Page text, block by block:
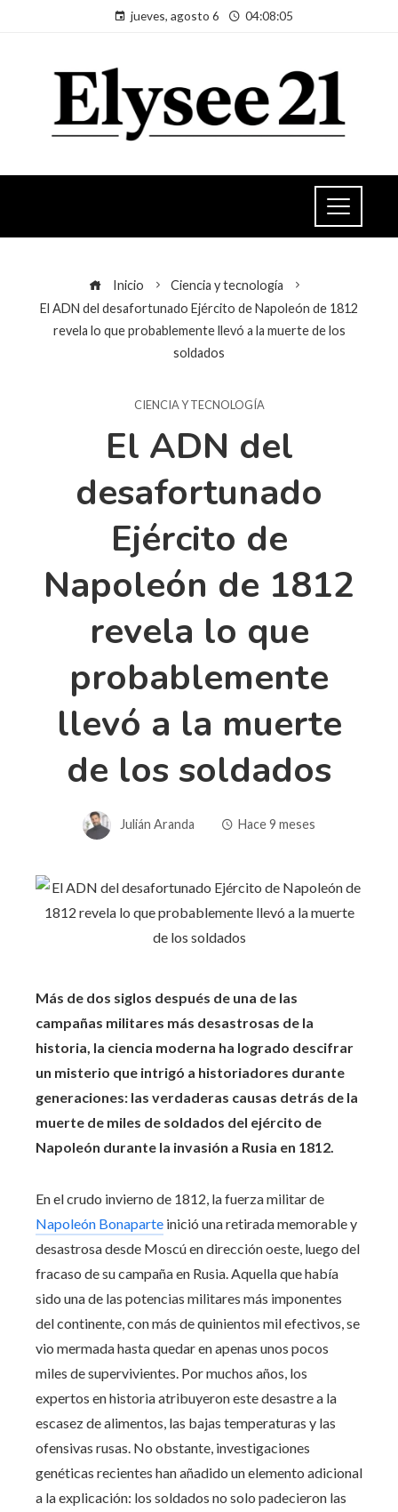
jueves, agosto 6 04:08:06
Inicio
Ciencia y tecnología
El ADN del desafortunado Ejército de Napoleón de 1812
revela lo que probablemente llevó a la muerte de los
soldados
CIENCIA Y TECNOLOGÍA
El ADN del
desafortunado
Ejército de
Napoleón de 1812
revela lo que
probablemente
llevó a la muerte
de los soldados
Julián Aranda Hace 9 meses
Más de dos siglos después de una de las
campañas militares más desastrosas de la
historia, la ciencia moderna ha logrado descifrar
un misterio que intrigó a historiadores durante
generaciones: las verdaderas causas detrás de la
muerte de miles de soldados del ejército de
Napoleón durante la invasión a Rusia en 1812.
En el crudo invierno de 1812, la fuerza militar de
Napoleón Bonaparte inició una retirada memorable y
desastrosa desde Moscú en dirección oeste, luego del
fracaso de su campaña en Rusia. Aquella que había
sido una de las potencias militares más imponentes
del continente, con más de quinientos mil efectivos, se
vio mermada hasta quedar en apenas unos pocos
miles de supervivientes. Por muchos años, los
expertos en historia atribuyeron este desastre a la
escasez de alimentos, las bajas temperaturas y las
ofensivas rusas. No obstante, investigaciones
genéticas recientes han añadido un elemento adicional
a la explicación: los soldados no solo padecieron las